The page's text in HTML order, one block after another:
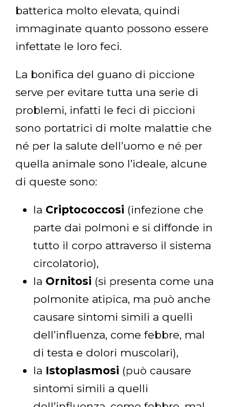
batterica molto elevata, quindi
immaginate quanto possono essere
infettate le loro feci.
La bonifica del guano di piccione
serve per evitare tutta una serie di
problemi, infatti le feci di piccioni
sono portatrici di molte malattie che
né per la salute dell’uomo e né per
quella animale sono l’ideale, alcune
di queste sono:
la Criptococcosi (infezione che
parte dai polmoni e si diffonde in
tutto il corpo attraverso il sistema
circolatorio),
la Ornitosi (si presenta come una
polmonite atipica, ma può anche
causare sintomi simili a quelli
dell’influenza, come febbre, mal
di testa e dolori muscolari),
la Istoplasmosi (può causare
sintomi simili a quelli